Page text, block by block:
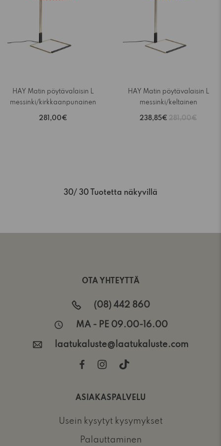
HAY Matin pöytävalaisin L
messinki/kirkkaanpunainen
281,00€
HAY Matin pöytävalaisin L
messinki/keltainen
238,85€ 281,00€
30/ 30 Tuotetta näkyvillä
OTA YHTEYTTÄ
(08) 442 860
MA - PE 09.00-16.00
laatukaluste@laatukaluste.com
ASIAKASPALVELU
Usein kysytyt kysymykset
Palauttaminen